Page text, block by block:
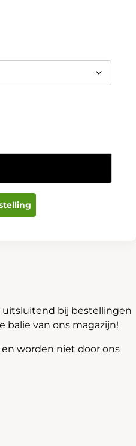
uitsluitend bij bestellingen
balie van ons magazijn!
worden niet door ons